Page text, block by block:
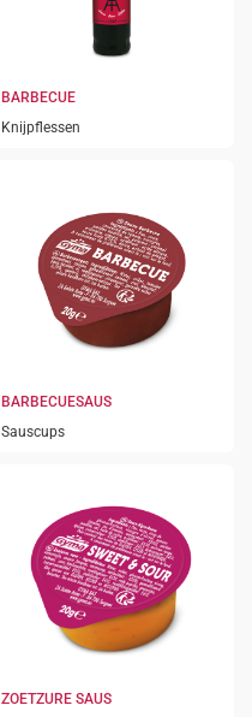
BARBECUE
Knijpflessen
BARBECUESAUS
Sauscups
ZOETZURE SAUS